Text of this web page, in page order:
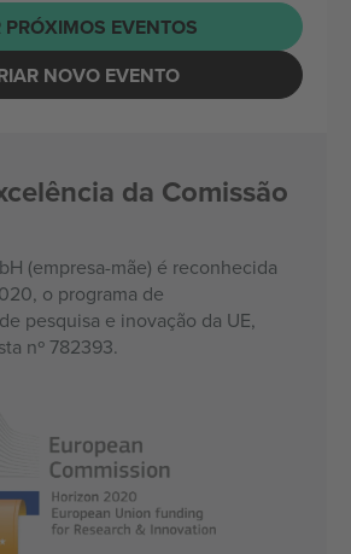
PRÓXIMOS EVENTOS
NOVO EVENTO
da Comissão
(empresa-mãe) é reconhecida
o programa de
pesquisa e inovação da UE,
nº 782393.